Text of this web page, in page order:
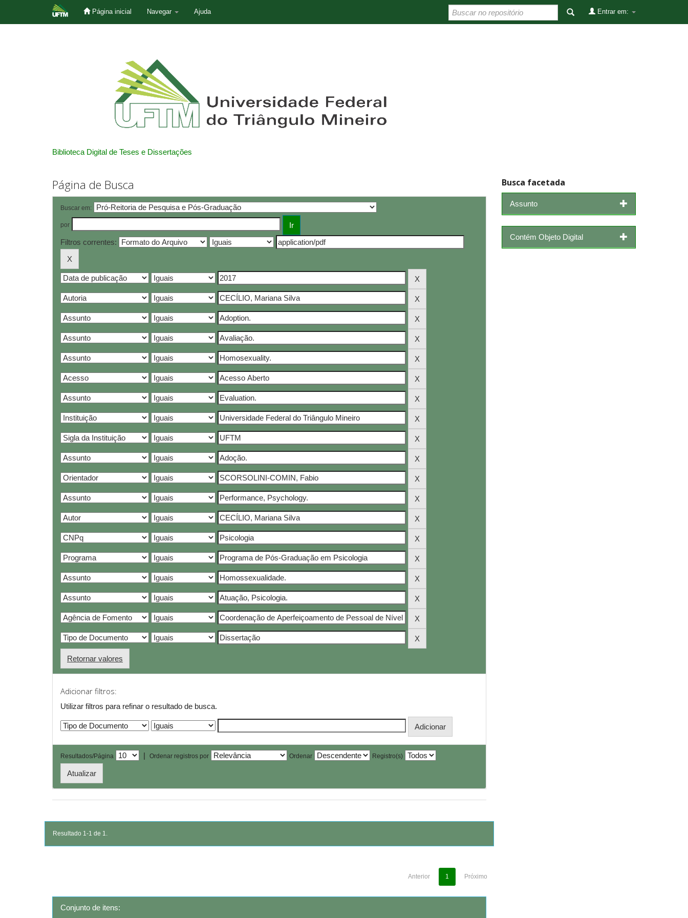
Página inicial Navegar Ajuda Entrar em:
Biblioteca Digital de Teses e Dissertações
Página de Busca
Buscar em:
por
Filtros correntes:
Retornar valores
Adicionar filtros:
Utilizar filtros para refinar o resultado de busca.
Resultados/Página | Ordenar registros por Ordenar Registro(s)
Resultado 1-1 de 1.
Anterior 1 Próximo
Conjunto de itens:
Busca facetada
Assunto
Contém Objeto Digital